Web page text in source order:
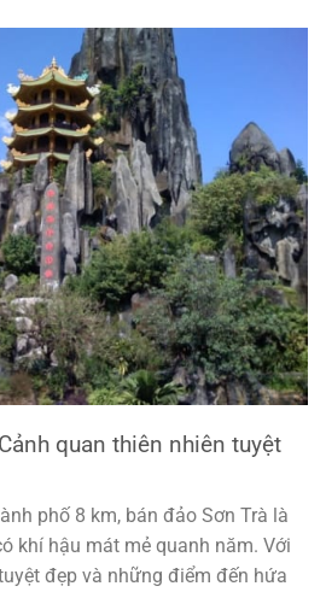
quan thiên nhiên tuyệt
phố 8 km, bán đảo Sơn Trà là
khí hậu mát mẻ quanh năm. Với
đẹp và những điểm đến hứa